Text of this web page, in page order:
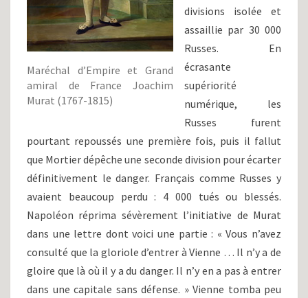
Maréchal d’Empire et Grand
amiral de France Joachim
Murat (1767-1815)
divisions isolée et
assaillie par 30 000
Russes. En
écrasante
supériorité
numérique, les
Russes furent
pourtant repoussés une première fois, puis il fallut
que Mortier dépêche une seconde division pour écarter
définitivement le danger. Français comme Russes y
avaient beaucoup perdu : 4 000 tués ou blessés.
Napoléon réprima sévèrement l’initiative de Murat
dans une lettre dont voici une partie : « Vous n’avez
consulté que la gloriole d’entrer à Vienne … Il n’y a de
gloire que là où il y a du danger. Il n’y en a pas à entrer
dans une capitale sans défense. » Vienne tomba peu